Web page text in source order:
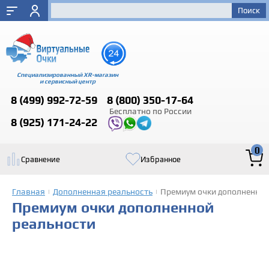
Специализированный XR-магазин
и сервисный центр
8 (499) 992-72-59 8 (800) 350-17-64
Бесплатно по России
8 (925) 171-24-22
Сравнение Избранное
0
Главная Дополненная реальность Премиум очки
Премиум очки дополненной
реальности